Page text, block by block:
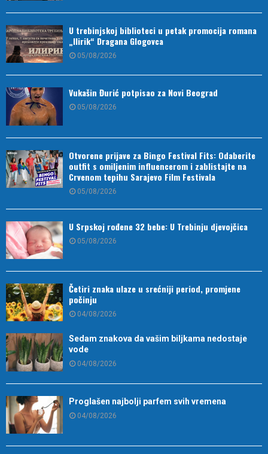
U trebinjskoj biblioteci u petak promocija romana
„Ilirik“ Dragana Glogovca
05/08/2026
Vukašin Đurić potpisao za Novi Beograd
05/08/2026
Otvorene prijave za Bingo Festival Fits: Odaberite
outfit s omiljenim influencerom i zablistajte na
Crvenom tepihu Sarajevo Film Festivala
05/08/2026
U Srpskoj rođene 32 bebe: U Trebinju djevojčica
05/08/2026
Četiri znaka ulaze u srećniji period, promjene
počinju
04/08/2026
Sedam znakova da vašim biljkama nedostaje
vode
04/08/2026
Proglašen najbolji parfem svih vremena
04/08/2026